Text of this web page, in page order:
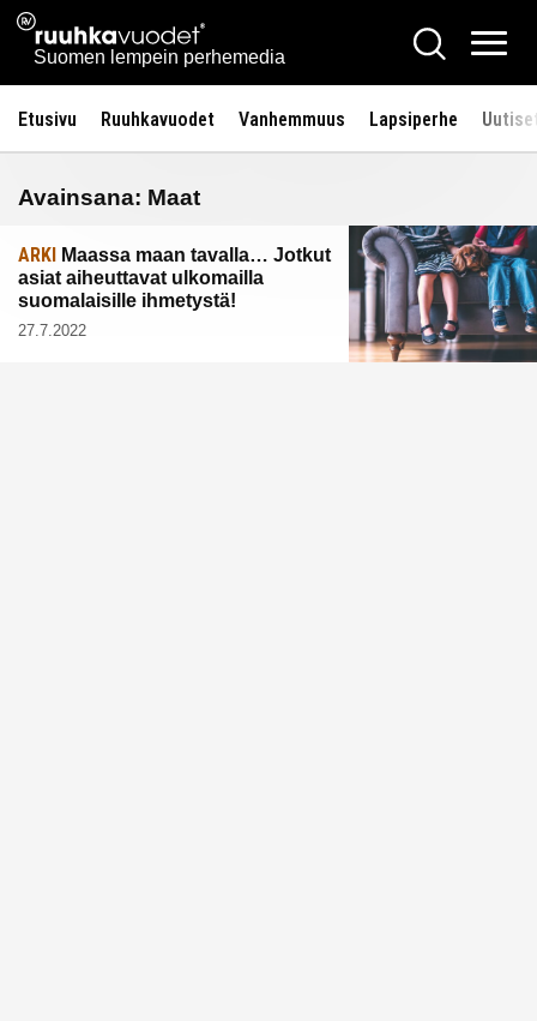
Siirry
sisältöön
Ruuhkavuodet.fi
Suomen lempein perhemedia
Hae
Etusivu Ruuhkavuodet Vanhemmuus Lapsiperhe
Avainsana: Maat
ARKI Maassa maan tavalla… Jotkut
asiat aiheuttavat ulkomailla
suomalaisille ihmetystä!
27.7.2022